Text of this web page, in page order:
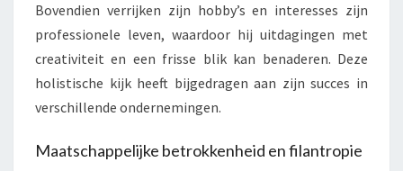
Bovendien verrijken zijn hobby’s en interesses zijn
professionele leven, waardoor hij uitdagingen met
creativiteit en een frisse blik kan benaderen. Deze
holistische kijk heeft bijgedragen aan zijn succes in
verschillende ondernemingen.
Maatschappelijke betrokkenheid en filantropie